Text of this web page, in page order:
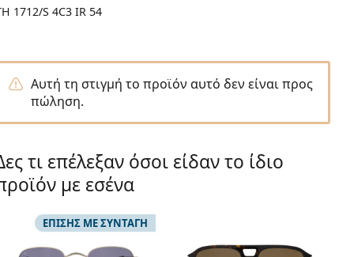
1712/S 4C3 IR 54
Αυτή τη στιγμή το προϊόν αυτό δεν είναι προς
πώληση.
τι επέλεξαν όσοι είδαν το ίδιο
με εσένα
ΕΠΊΣΗΣ ΜΕ ΣΥΝΤΑΓΉ